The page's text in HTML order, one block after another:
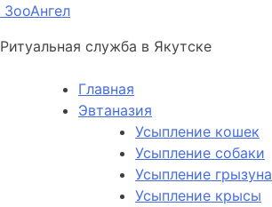
ЗооАнгел
Ритуальная служба в Якутске
Главная
Эвтаназия
Усыпление кошек
Усыпление собаки
Усыпление грызуна
Усыпление крысы